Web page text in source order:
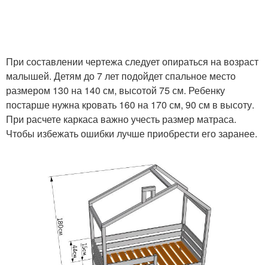
При составлении чертежа следует опираться на возраст
малышей. Детям до 7 лет подойдет спальное место
размером 130 на 140 см, высотой 75 см. Ребенку
постарше нужна кровать 160 на 170 см, 90 см в высоту.
При расчете каркаса важно учесть размер матраса.
Чтобы избежать ошибки лучше приобрести его заранее.